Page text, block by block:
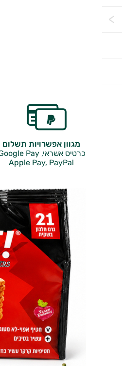
מגוון אפשרויות תשלום
כרטיס אשראי, Google Pay,
Apple Pay, PayPal